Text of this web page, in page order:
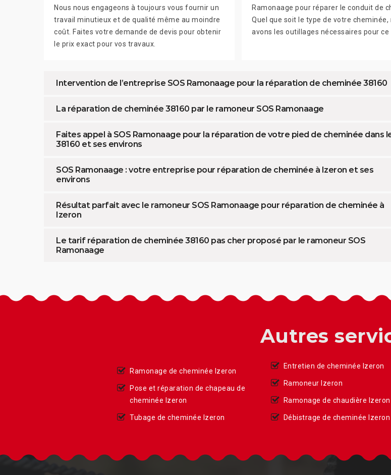
Nous nous engageons à toujours vous fournir un
travail minutieux et de qualité même au moindre
coût. Faites votre demande de devis pour obtenir
le prix exact pour vos travaux.
Ramonaage pour réparer le conduit de
Quel que soit le type de votre cheminée,
avons les outillages nécessaires pour ce
Intervention de l’entreprise SOS Ramonaage pour la réparation de cheminée 38160
La réparation de cheminée 38160 par le ramoneur SOS Ramonaage
Faites appel à SOS Ramonaage pour la réparation de votre pied de cheminée dans
38160 et ses environs
SOS Ramonaage : votre entreprise pour réparation de cheminée à Izeron et ses
environs
Résultat parfait avec le ramoneur SOS Ramonaage pour réparation de cheminée à
Izeron
Le tarif réparation de cheminée 38160 pas cher proposé par le ramoneur SOS
Ramonaage
Autres
Ramonage de cheminée Izeron
Pose et réparation de chapeau de
cheminée Izeron
Tubage de cheminée Izeron
Entretien de cheminée Izeron
Ramoneur Izeron
Ramonage de chaudière Izeron
Débistrage de cheminée Izeron